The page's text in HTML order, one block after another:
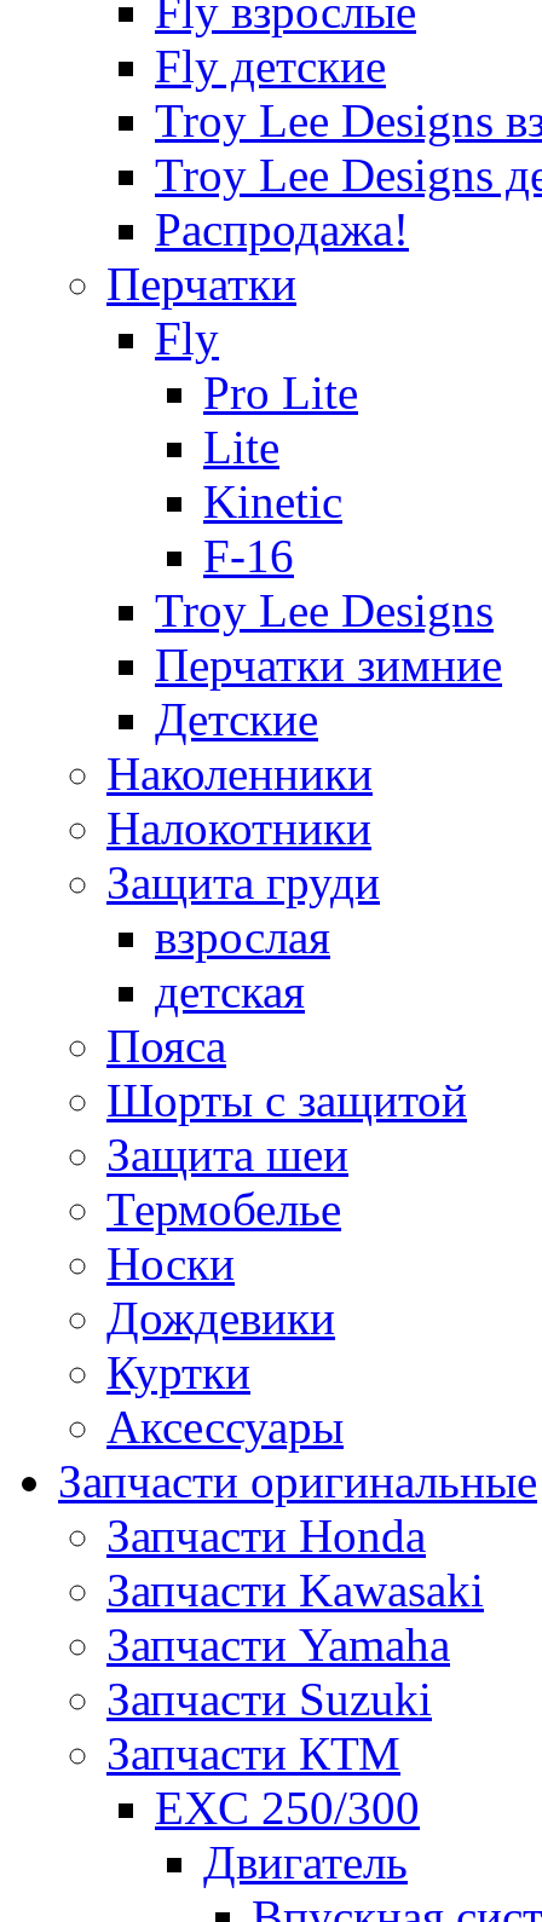
Fly взрослые
Fly детские
Troy Lee Designs
Troy Lee Designs
Распродажа!
Перчатки
Fly
Pro Lite
Lite
Kinetic
F-16
Troy Lee Designs
Перчатки зимние
Детские
Наколенники
Налокотники
Защита груди
взрослая
детская
Пояса
Шорты с защитой
Защита шеи
Термобелье
Носки
Дождевики
Куртки
Аксессуары
Запчасти оригинальные
Запчасти Honda
Запчасти Kawasaki
Запчасти Yamaha
Запчасти Suzuki
Запчасти КТМ
EXC 250/300
Двигатель